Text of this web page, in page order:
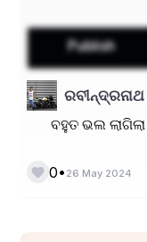
Publish
ବହୁତ ଭଲ ଲାଗିଲା
0• 26 May 2024